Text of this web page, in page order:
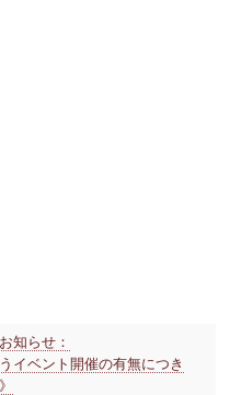
知らせ：
イベント開催の有無につき